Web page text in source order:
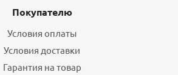
Покупателю
Условия оплаты
Условия доставки
Гарантия на товар